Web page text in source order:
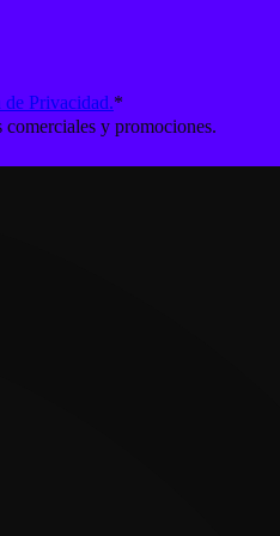
de Privacidad.*
y promociones.